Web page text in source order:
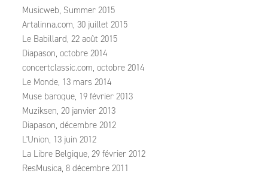
Musicweb, Summer 2015
Artalinna.com, 30 juillet 2015
Le Babillard, 22 août 2015
Diapason, octobre 2014
concertclassic.com, octobre 2014
Le Monde, 13 mars 2014
Muse baroque, 19 février 2013
Muziksen, 20 janvier 2013
Diapason, décembre 2012
L'Union, 13 juin 2012
La Libre Belgique, 29 février 2012
ResMusica, 8 décembre 2011